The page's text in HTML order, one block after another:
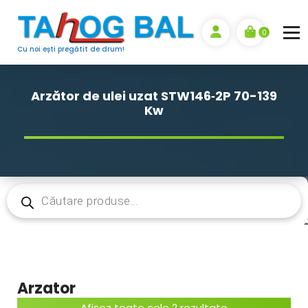
conținut
Cu noi ești pregătit de drum!
0
Arzător de ulei uzat STW146‑2P 70-139
Kw
Products
search
Arzator